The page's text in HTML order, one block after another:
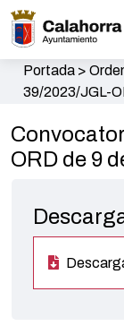
Portada>
39/2023/JGL-
ORD de 9